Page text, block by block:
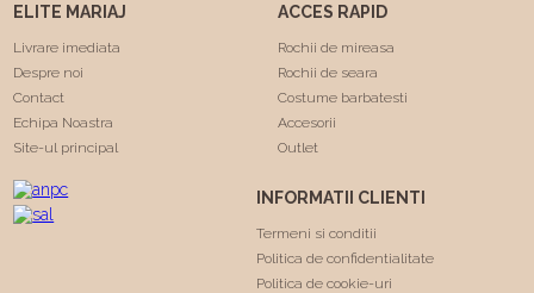
multumesc echipa Elite
Mariaj faceti minuni .❤️❤️
ELITE MARIAJ
Livrare imediata
Despre noi
Contact
Echipa Noastra
Site-ul principal
ACCES RAPID
Rochii de mireasa
Rochii de seara
Costume barbatesti
Accesorii
Outlet
INFORMATII CLIENTI
Termeni si conditii
Politica de confidentialitate
Politica de cookie-uri